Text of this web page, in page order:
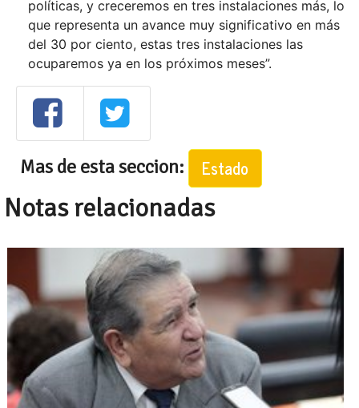
políticas, y creceremos en tres instalaciones más, lo
que representa un avance muy significativo en más
del 30 por ciento, estas tres instalaciones las
ocuparemos ya en los próximos meses”.
Mas de esta seccion: Estado
Notas relacionadas